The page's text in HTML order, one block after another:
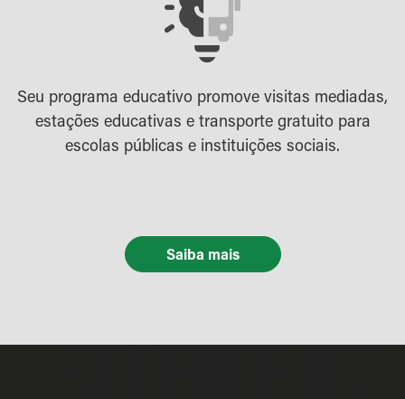
Seu programa educativo promove visitas mediadas,
estações educativas e transporte gratuito para
escolas públicas e instituições sociais.
Saiba mais